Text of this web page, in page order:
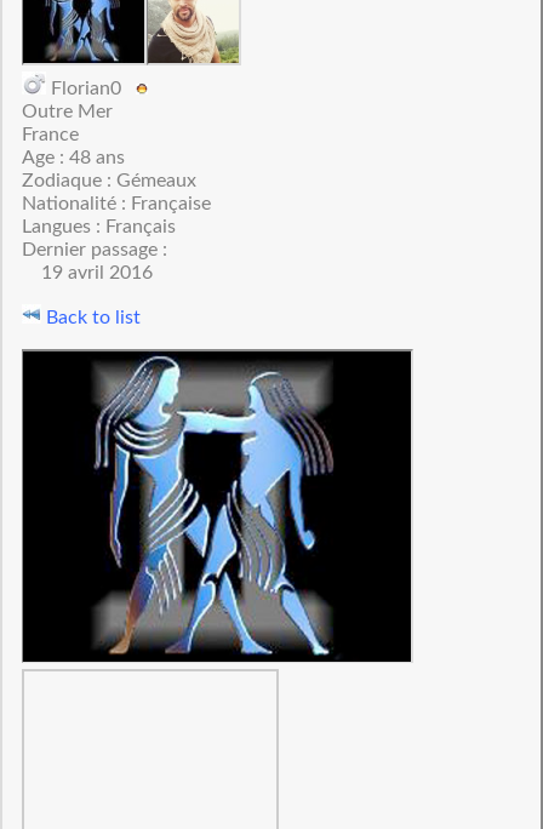
Florian0
Outre Mer
France
Age : 48 ans
Zodiaque : Gémeaux
Nationalité : Française
Langues : Français
Dernier passage :
19 avril 2016
Back to list